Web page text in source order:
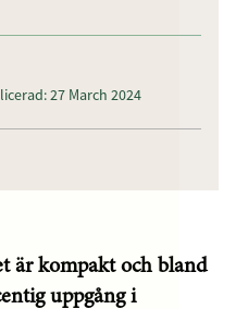
27 March 2024
är kompakt och bland
uppgång i